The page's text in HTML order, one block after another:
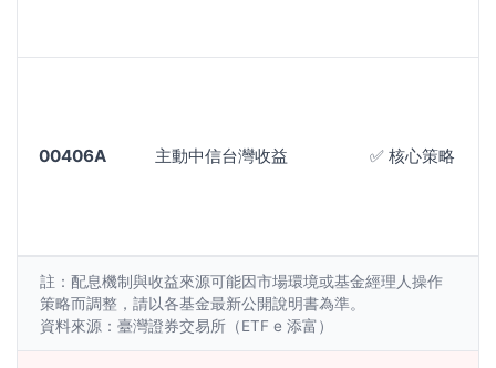
00406A 主動中信台灣收益 ✅ 核心策略
註：配息機制與收益來源可能因市場環境或基金經理人操作
策略而調整，請以各基金最新公開說明書為準。
資料來源：臺灣證券交易所（ETF e 添富）